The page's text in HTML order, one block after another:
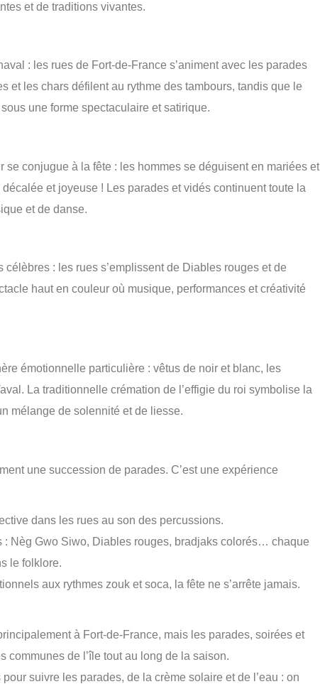
et de traditions vivantes.
: les rues de Fort-de-France s’animent avec les parades
et les chars défilent au rythme des tambours, tandis que le
une forme spectaculaire et satirique.
se conjugue à la fête : les hommes se déguisent en mariées et
et joyeuse ! Les parades et vidés continuent toute la
et de danse.
: les rues s’emplissent de Diables rouges et de
haut en couleur où musique, performances et créativité
émotionnelle particulière : vêtus de noir et blanc, les
La traditionnelle crémation de l’effigie du roi symbolise la
mélange de solennité et de liesse.
une succession de parades. C’est une expérience
dans les rues au son des percussions.
: Nèg Gwo Siwo, Diables rouges, bradjaks colorés… chaque
le folklore.
aux rythmes zouk et soca, la fête ne s’arrête jamais.
à Fort-de-France, mais les parades, soirées et
communes de l’île tout au long de la saison.
suivre les parades, de la crème solaire et de l’eau : on